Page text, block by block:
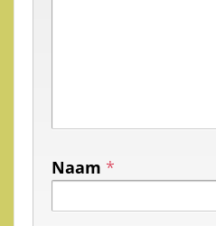
Naam *